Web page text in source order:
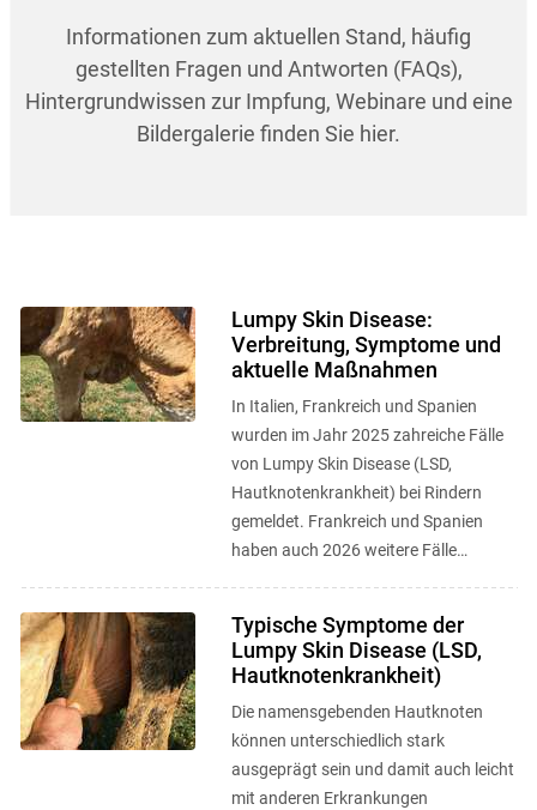
Informationen zum aktuellen Stand, häufig
gestellten Fragen und Antworten (FAQs),
Hintergrundwissen zur Impfung, Webinare und eine
Bildergalerie finden Sie hier.
Lumpy Skin Disease:
Verbreitung, Symptome und
aktuelle Maßnahmen
In Italien, Frankreich und Spanien
wurden im Jahr 2025 zahreiche Fälle
von Lumpy Skin Disease (LSD,
Hautknotenkrankheit) bei Rindern
gemeldet. Frankreich und Spanien
haben auch 2026 weitere Fälle
Typische Symptome der
Lumpy Skin Disease (LSD,
Hautknotenkrankheit)
Die namensgebenden Hautknoten
können unterschiedlich stark
ausgeprägt sein und damit auch leicht
mit anderen Erkrankungen